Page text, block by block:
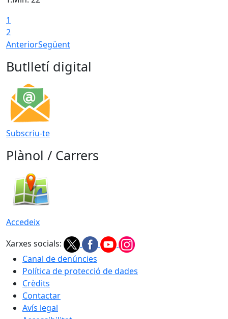
1
2
AnteriorSegüent
Butlletí digital
Subscriu-te
Plànol / Carrers
Accedeix
Xarxes socials:
Canal de denúncies
Política de protecció de dades
Crèdits
Contactar
Avís legal